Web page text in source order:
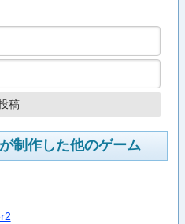
制作した他のゲーム